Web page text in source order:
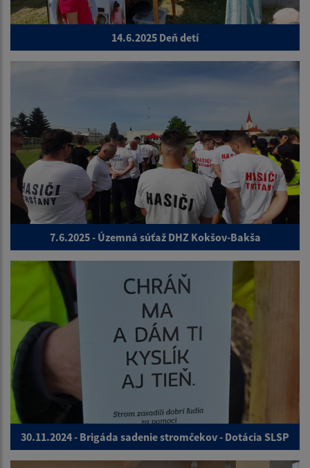
14.6.2025 Deň detí
7.6.2025 - Územná súťaž DHZ Kokšov-Bakša
30.11.2024 - Brigáda sadenie stromčekov - Dotácia SLSP